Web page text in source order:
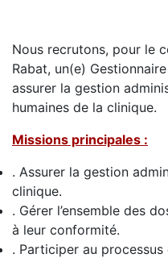
Nous recrutons, pour le
Rabat, un(e)
assurer la gestion
humaines de la clinique.
Missions principales :
. Assurer la gestion
clinique.
. Gérer l’ensemble des
à leur conformité.
. Participer au